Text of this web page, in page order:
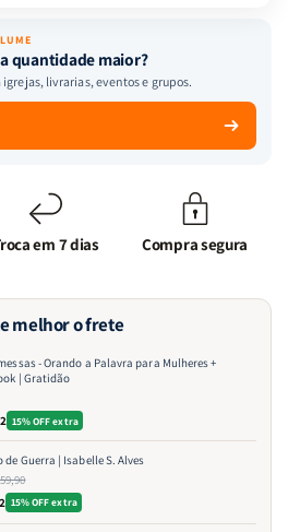
quantidade maior?
livrarias, eventos e grupos.
em 7 dias Compra segura
melhor o frete
- Orando a Palavra para Mulheres +
| Gratidão
15% OFF extra
Guerra | Isabelle S. Alves
15% OFF extra